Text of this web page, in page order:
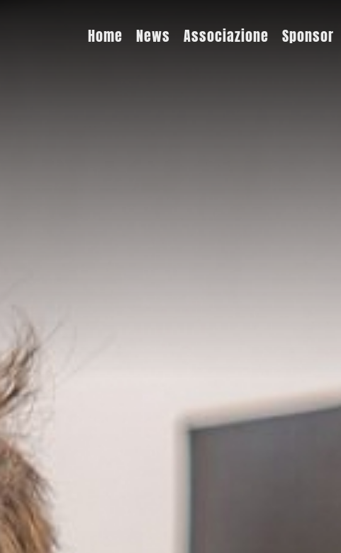
Home News Associazione Sponsor